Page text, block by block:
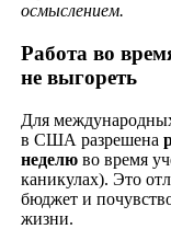
осмыслением.
Работа во
не выгореть
Для
в США разрешена
неделюво время
каникулах). Это
бюджет и
жизни.